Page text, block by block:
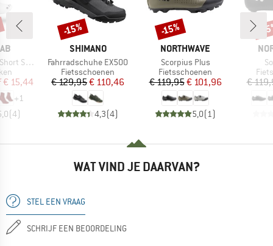
Sock
prijs
€ 15,44
+1
(4)
MERK
SHIMANO
Artikel
Fahrradschuhe EX500
Productgroep
Fietsschoenen
Prijs
€ 129,95Verlaagde prijs
€ 110,46
4,3(4)
Korting
-15%
MERK
NORTHWAVE
Artikel
Scorpius Plus
Productgroep
Fietsschoenen
Prijs
€ 119,95Verlaagde prijs
€ 101,96
5,0(1 )
Korting
-15%
€
-
WAT VIND JE DAARVAN?
STEL EEN VRAAG
SCHRIJF EEN BEOORDELING